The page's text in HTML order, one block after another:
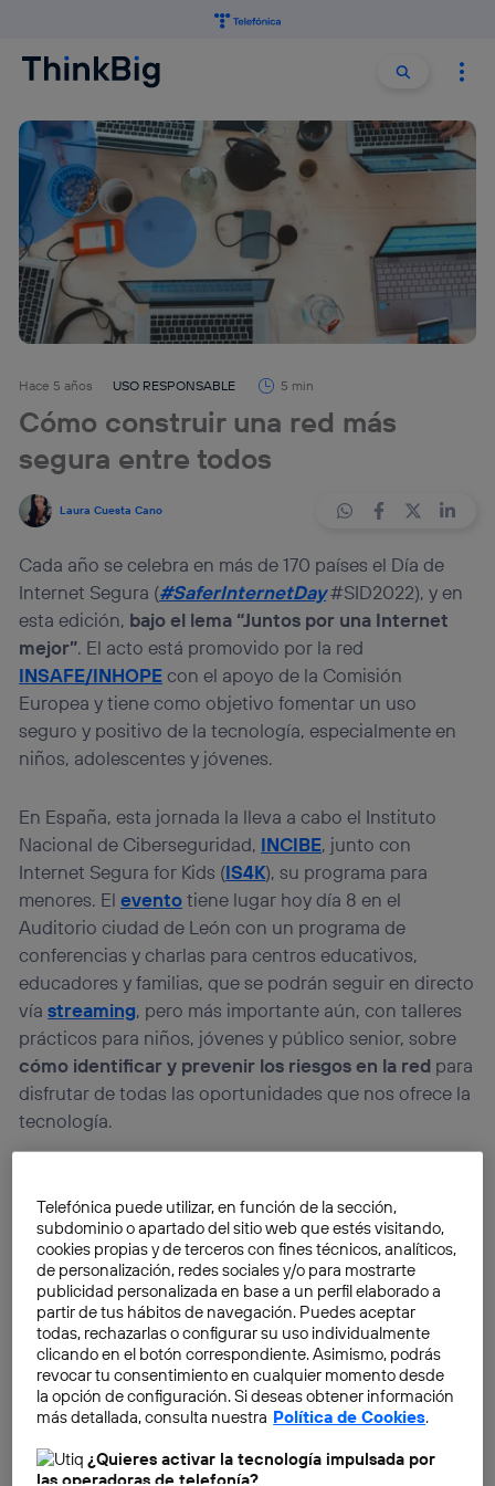
Buscar
Hace 5 años USO RESPONSABLE 5 min
Cómo construir una red más
segura entre todos
Laura Cuesta Cano
Cada año se celebra en más de 170 países el Día de
Internet Segura (#SaferInternetDay#SID2022), y en
esta edición, bajo el lema “Juntos por una Internet
mejor”. El acto está promovido por la red
INSAFE/INHOPEcon el apoyo de la Comisión
Europea y tiene como objetivo fomentar un uso
seguro y positivo de la tecnología, especialmente en
niños, adolescentes y jóvenes.
En España, esta jornada la lleva a cabo el Instituto
Nacional de Ciberseguridad, INCIBE, junto con
Internet Segura for Kids (IS4K), su programa para
menores. Eleventotiene lugar hoy día 8 en el
Auditorio ciudad de León con un programa de
conferencias y charlas para centros educativos,
educadores y familias, que se podrán seguir en directo
víastreaming, pero más importante aún, con talleres
prácticos para niños, jóvenes y público senior, sobre
cómo identificar y prevenir los riesgos en la red para
disfrutar de todas las oportunidades que nos ofrece la
tecnología.
Telefónica puede utilizar, en función de la sección,
subdominio o apartado del sitio web que estés visitando,
cookies propias y de terceros con fines técnicos, analíticos,
de personalización, redes sociales y/o para mostrarte
publicidad personalizada en base a un perfil elaborado a
partir de tus hábitos de navegación. Puedes aceptar
todas, rechazarlas o configurar su uso individualmente
clicando en el botón correspondiente. Asimismo, podrás
revocar tu consentimiento en cualquier momento desde
la opción de configuración. Si deseas obtener información
más detallada, consulta nuestra Política de Cookies.
¿Quieres activar la tecnología impulsada por
las operadoras de telefonía?